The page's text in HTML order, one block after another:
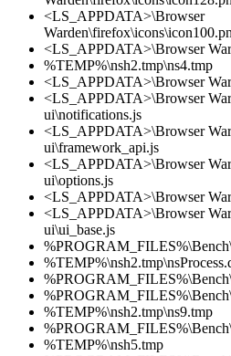
<LS_APPDATA>\Browser
<LS_APPDATA>\Browser
%TEMP%\nsh2.tmp\ns4.tmp
<LS_APPDATA>\Browser
<LS_APPDATA>\Browser
ui\notifications.js
<LS_APPDATA>\Browser
ui\framework_api.js
<LS_APPDATA>\Browser
ui\options.js
<LS_APPDATA>\Browser
<LS_APPDATA>\Browser
ui\ui_base.js
%TEMP%\nsh2.tmp\ns9.tmp
%TEMP%\nsh5.tmp